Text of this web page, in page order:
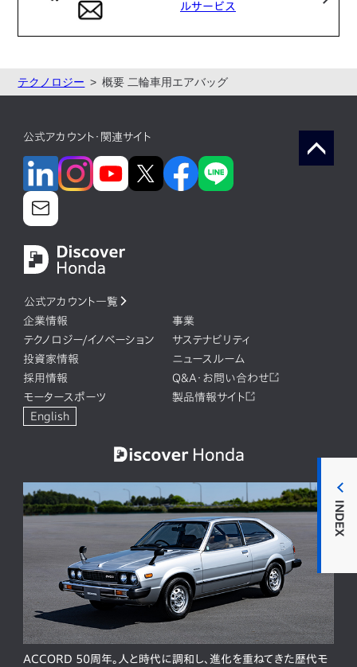
INDEX
ルサービス
テクノロジー 概要 二輪車用エアバッグ
公式アカウント・関連サイト
公式アカウント一覧
企業情報
事業
テクノロジー/イノベーション
サステナビリティ
投資家情報
ニュースルーム
採用情報
Q&A・お問い合わせ
モータースポーツ
製品情報サイト
English
ACCORD 50周年。人と時代に調和し、進化を重ねてきた歴代モ